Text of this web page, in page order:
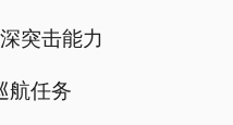
突击能力
航任务